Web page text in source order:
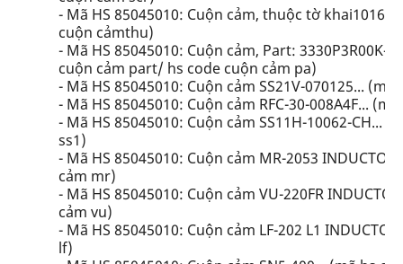
- Mã HS 85045010: Cuộn cảm, thuộc tờ
cuộn cảmthu)
- Mã HS 85045010: Cuộn cảm, Part: 3330P3R00K-
cuộn cảm part/ hs code cuộn cảm pa)
- Mã HS 85045010: Cuộn cảm SS21V-070125...
- Mã HS 85045010: Cuộn cảm RFC-30-008A4F...
- Mã HS 85045010: Cuộn cảm SS11H-10062-CH...
ss1)
- Mã HS 85045010: Cuộn cảm MR-2053
cảm mr)
- Mã HS 85045010: Cuộn cảm VU-220FR
cảm vu)
- Mã HS 85045010: Cuộn cảm LF-202 L1
lf)